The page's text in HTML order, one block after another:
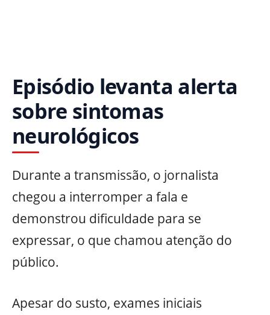
Episódio levanta alerta
sobre sintomas
neurológicos
Durante a transmissão, o jornalista
chegou a interromper a fala e
demonstrou dificuldade para se
expressar, o que chamou atenção do
público.
Apesar do susto, exames iniciais